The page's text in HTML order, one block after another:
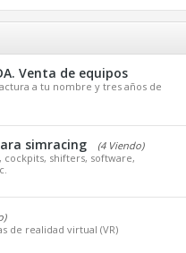
Venta de equipos
a tu nombre y tres años de
simracing
(4 Viendo)
shifters, software,
de realidad virtual (VR)